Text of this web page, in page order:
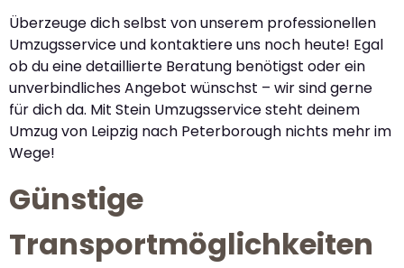
Überzeuge dich selbst von unserem professionellen
Umzugsservice und kontaktiere uns noch heute! Egal
ob du eine detaillierte Beratung benötigst oder ein
unverbindliches Angebot wünschst – wir sind gerne
für dich da. Mit Stein Umzugsservice steht deinem
Umzug von Leipzig nach Peterborough nichts mehr im
Wege!
Günstige
Transportmöglichkeiten